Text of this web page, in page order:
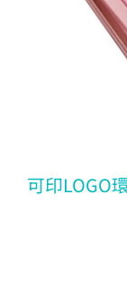
可印LOGO